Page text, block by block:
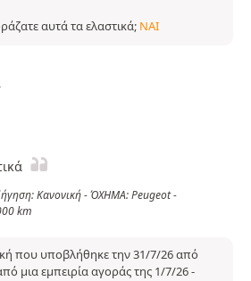
αυτά τα ελαστικά; ΝΑΙ
Κανονική - ΌΧΗΜΑ: Peugeot -
km
που υποβλήθηκε την 31/7/26 από
μια εμπειρία αγοράς της 1/7/26-